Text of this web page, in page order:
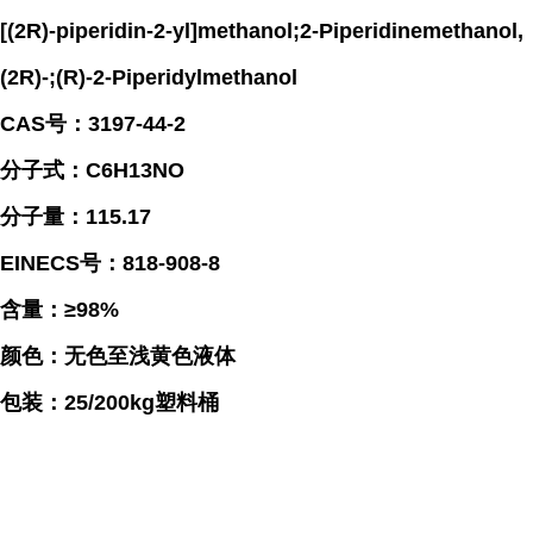
[(2R)-piperidin-2-yl]methanol;2-Piperidinemethanol,
(2R)-;(R)-2-Piperidylmethanol
CAS号：3197-44-2
分子式：C6H13NO
分子量：115.17
EINECS号：818-908-8
含量：≥98%
颜色：无色至浅黄色液体
包装：25/200kg塑料桶